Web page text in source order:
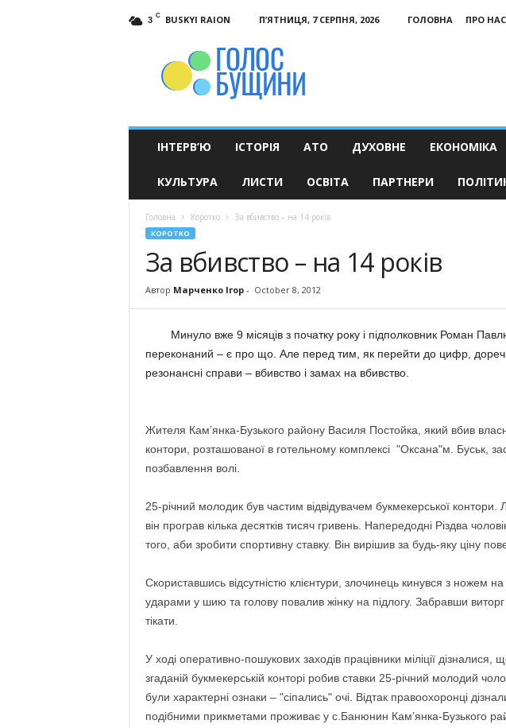
3 C BUSKYI RAION П’ЯТНИЦЯ, 7 СЕРПНЯ, 2026 ГОЛОВНА
ПРО НАС
ІНТЕРВ’Ю ІСТОРІЯ АТО ДУХОВНЕ ЕКОНОМІКА
КУЛЬТУРА ЛИСТИ ОСВІТА ПАРТНЕРИ
Головна Коротко За вбивство – на 14 років
КОРОТКО
За вбивство – на 14 років
Автор Марченко Ігор- October 8, 2012
Минуло вже 9 місяців з початку року і підполковник Роман
переконаний – є про що. Але перед тим, як перейти до цифр,
резонансні справи – вбивство і замах на вбивство.
Жителя Кам’янка-Бузького району Василя Постойка, який вбив
контори, розташованої в готельному комплексі "Оксана"м. Буськ,
позбавлення волі.
25-річний молодик був частим відвідувачем букмекерської
він програв кілька десятків тисяч гривень. Напередодні Різдва
того, аби зробити спортивну ставку. Він вирішив за будь-яку ціну
Скориставшись відсутністю клієнтури, злочинець кинувся з ножем
ударами у шию та голову повалив жінку на підлогу. Забравши виторг
тікати.
У ході оперативно-пошукових заходів працівники міліції дізналися,
згаданій букмекерській конторі робив ставки 25-річний молодий
були характерні ознаки – "сіпались" очі. Відтак правоохоронці
подібними прикметами проживає у с.Банюнин Кам’янка-Бузького